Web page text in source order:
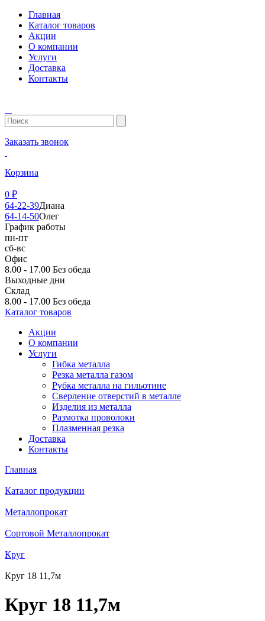
Главная
Каталог товаров
Акции
О компании
Услуги
Доставка
Контакты
Заказать звонок
Корзина
0 ₽
64-22-39Диана
64-14-50Олег
График работы
пн-пт
сб-вс
Офис
8.00 - 17.00 Без обеда
Выходные дни
Склад
8.00 - 17.00 Без обеда
Каталог товаров
Акции
О компании
Услуги
Гибка металла
Резка металла газом
Рубка металла на гильотине
Сверление отверстий в металле
Изделия из металла
Размотка проволоки
Плазменная резка
Доставка
Контакты
Главная
Каталог продукции
Металлопрокат
Сортовой Металлопрокат
Круг
Круг 18 11,7м
Круг 18 11,7м